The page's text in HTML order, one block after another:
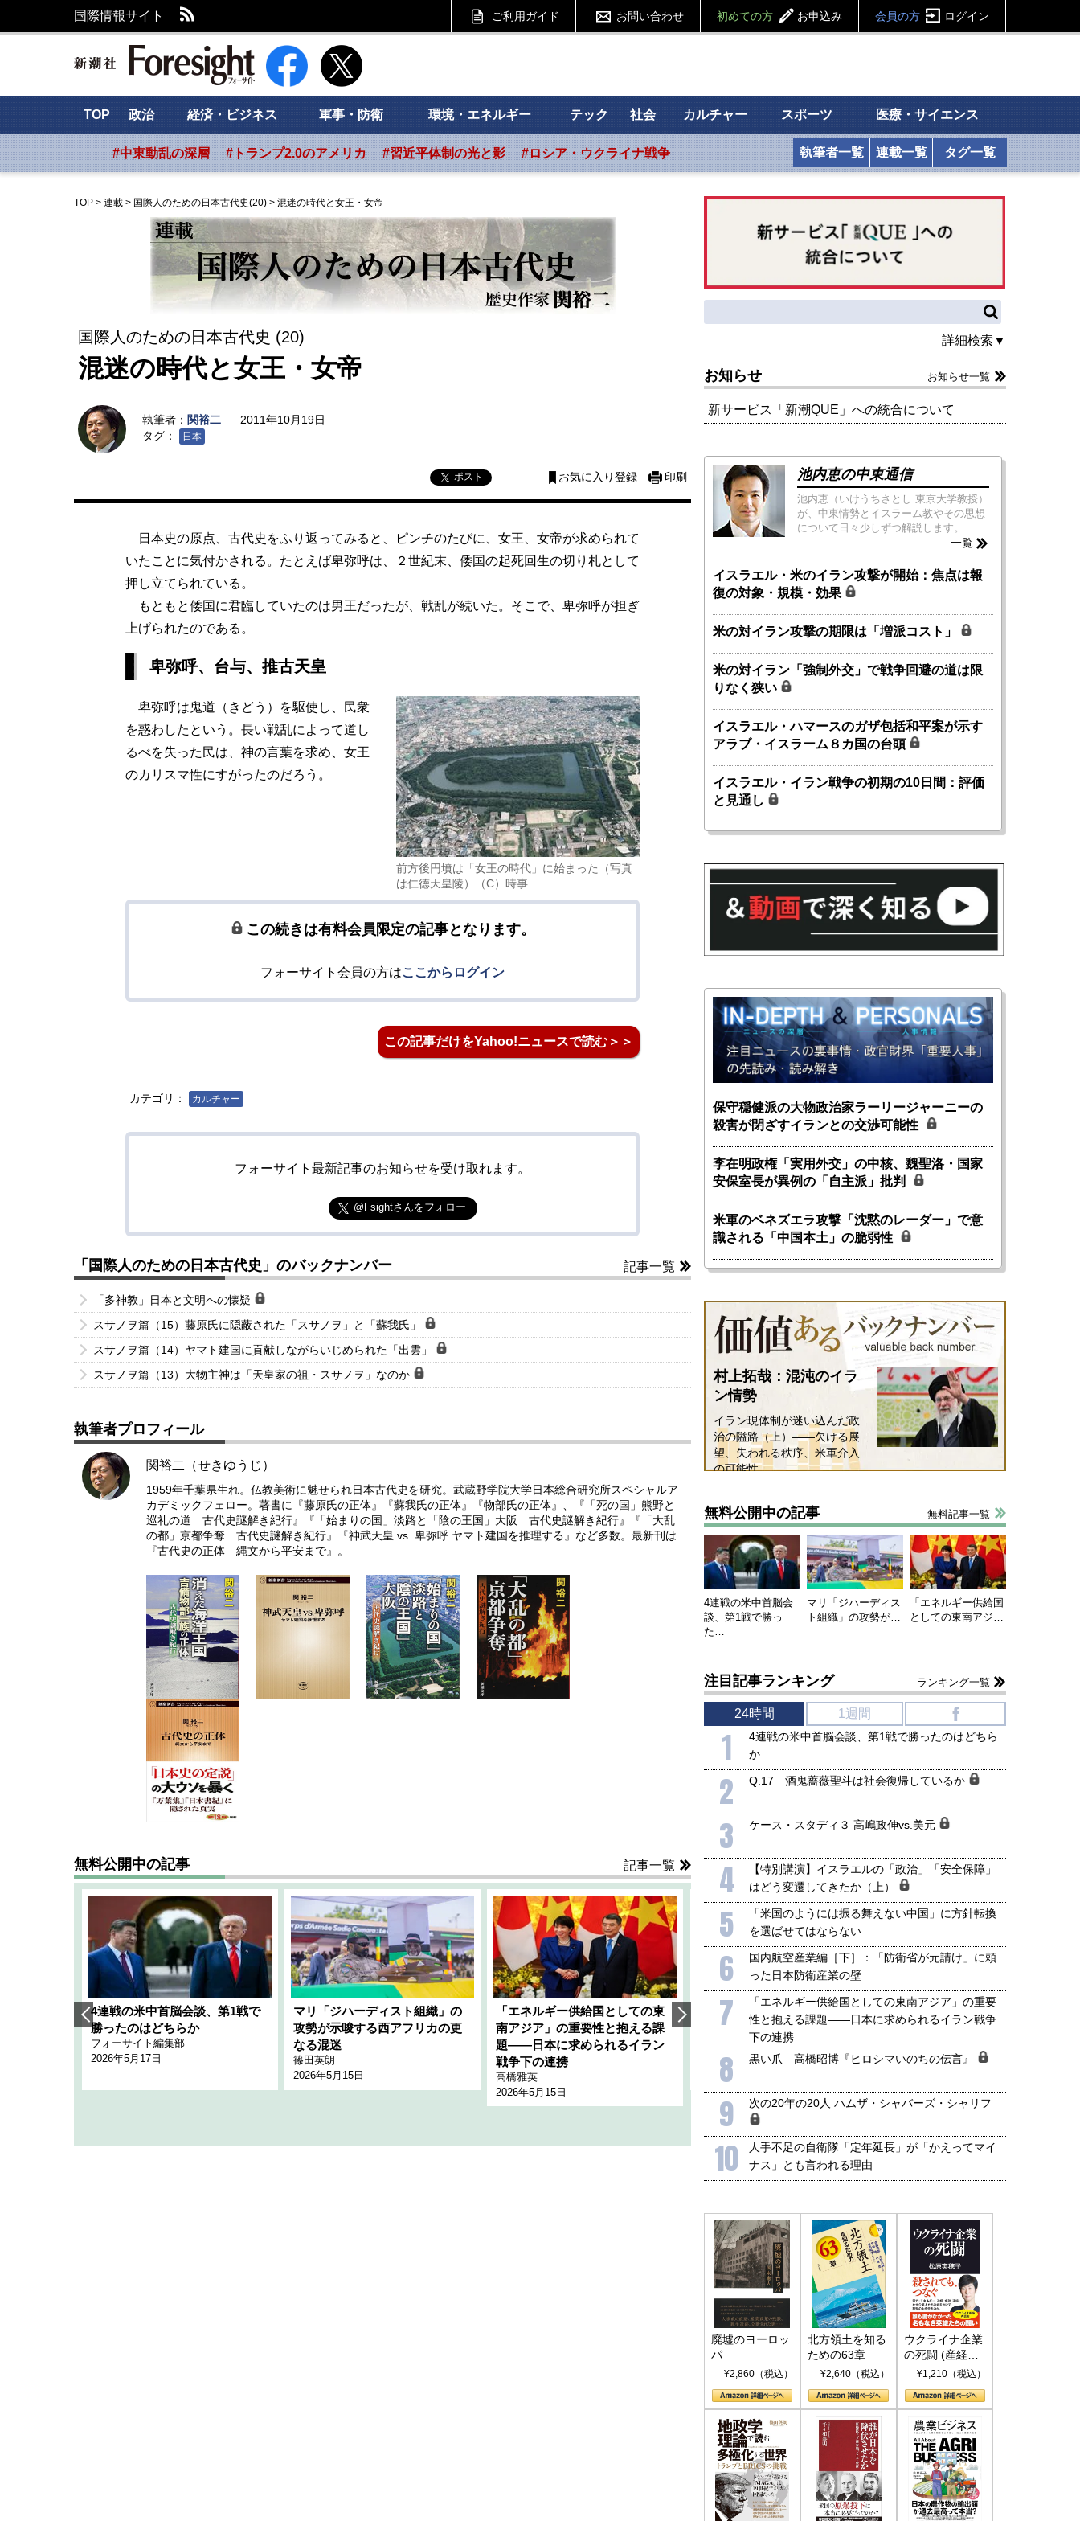
国際情報サイト ご利用ガイド お問い合わせ 初めての方 お申込み 会員の方 ログイン
新潮社 Foresight フォーサイト
TOP 政治 経済・ビジネス 軍事・防衛 環境・エネルギー テック 社会 カルチャー スポーツ 医療・サイエンス
#中東動乱の深層 #トランプ2.0のアメリカ #習近平体制の光と影 #ロシア・ウクライナ戦争 執筆者一覧 連載一覧 タグ一覧
TOP > 連載 > 国際人のための日本古代史(20) > 混迷の時代と女王・女帝
国際人のための日本古代史 (20)
混迷の時代と女王・女帝
執筆者： 関裕二
2011年10月19日
タグ：
日本
ポスト お気に入り登録 印刷
日本史の原点、古代史をふり返ってみると、ピンチのたびに、女王、女帝が求められて
いたことに気付かされる。たとえば卑弥呼は、２世紀末、倭国の起死回生の切り札として
押し立てられている。
もともと倭国に君臨していたのは男王だったが、戦乱が続いた。そこで、卑弥呼が担ぎ
上げられたのである。
卑弥呼、台与、推古天皇
前方後円墳は「女王の時代」に始まった（写真
は仁徳天皇陵）（C）時事
卑弥呼は鬼道（きどう）を駆使し、民衆
を惑わしたという。長い戦乱によって道し
るべを失った民は、神の言葉を求め、女王
のカリスマ性にすがったのだろう。
この続きは有料会員限定の記事となります。
フォーサイト会員の方はここからログイン
この記事だけをYahoo!ニュースで読む＞＞
カテゴリ： カルチャー
フォーサイト最新記事のお知らせを受け取れます。
@Fsightさんをフォロー
「国際人のための日本古代史」のバックナンバー 記事一覧
「多神教」日本と文明への懐疑
スサノヲ篇（15）藤原氏に隠蔽された「スサノヲ」と「蘇我氏」
スサノヲ篇（14）ヤマト建国に貢献しながらいじめられた「出雲」
スサノヲ篇（13）大物主神は「天皇家の祖・スサノヲ」なのか
執筆者プロフィール
関裕二（せきゆうじ）
1959年千葉県生れ。仏教美術に魅せられ日本古代史を研究。武蔵野学院大学日本総合研究所スペシャルア
カデミックフェロー。著書に『藤原氏の正体』『蘇我氏の正体』『物部氏の正体』、『「死の国」熊野と
巡礼の道 古代史謎解き紀行』『「始まりの国」淡路と「陰の王国」大阪 古代史謎解き紀行』『「大乱
の都」京都争奪 古代史謎解き紀行』『神武天皇 vs. 卑弥呼 ヤマト建国を推理する』など多数。最新刊は
『古代史の正体 縄文から平安まで』。
無料公開中の記事 記事一覧
4連戦の米中首脳会談、第1戦で
勝ったのはどちらか
フォーサイト編集部
2026年5月17日
マリ「ジハーディスト組織」の
攻勢が示唆する西アフリカの更
なる混迷
篠田英朗
2026年5月15日
「エネルギー供給国としての東
南アジア」の重要性と抱える課
題――日本に求められるイラン
戦争下の連携
高橋雅英
2026年5月15日
韓国にも理解してほしい「極東
1905年体制」における日米韓安
全保障協力の意味
千々和泰明
2026年5月15日
ホルムズ海峡危機で加速したエ
ネルギー転換が「中国依存」に
行き着くリスク
小山堅
詳細検索▼
お知らせ お知らせ一覧
新サービス「新潮QUE」への統合について
池内恵の中東通信
池内恵（いけうちさとし 東京大学教授）
が、中東情勢とイスラーム教やその思想
について日々少しずつ解説します。
一覧
イスラエル・米のイラン攻撃が開始：焦点は報
復の対象・規模・効果
米の対イラン攻撃の期限は「増派コスト」
米の対イラン「強制外交」で戦争回避の道は限
りなく狭い
イスラエル・ハマースのガザ包括和平案が示す
アラブ・イスラーム８カ国の台頭
イスラエル・イラン戦争の初期の10日間：評価
と見通し
保守穏健派の大物政治家ラーリージャーニーの
殺害が閉ざすイランとの交渉可能性
李在明政権「実用外交」の中核、魏聖洛・国家
安保室長が異例の「自主派」批判
米軍のベネズエラ攻撃「沈黙のレーダー」で意
識される「中国本土」の脆弱性
村上拓哉：混沌のイラ
ン情勢
イラン現体制が迷い込んだ政
治の隘路（上）――欠ける展
望、失われる秩序、米軍介入
の可能性
無料公開中の記事 無料記事一覧
4連戦の米中首脳会
談、第1戦で勝っ
た…
マリ「ジハーディス
ト組織」の攻勢が…
「エネルギー供給国
としての東南アジ…
注目記事ランキング ランキング一覧
24時間 1週間
1
4連戦の米中首脳会談、第1戦で勝ったのはどちら
か
2 Q.17 酒鬼薔薇聖斗は社会復帰しているか
3 ケース・スタディ３ 高嶋政伸vs.美元
4
【特別講演】イスラエルの「政治」「安全保障」
はどう変遷してきたか（上）
5
「米国のようには振る舞えない中国」に方針転換
を選ばせてはならない
6
国内航空産業編［下］：「防衛省が元請け」に頼
った日本防衛産業の壁
7
「エネルギー供給国としての東南アジア」の重要
性と抱える課題――日本に求められるイラン戦争
下の連携
8 黒い爪 高橋昭博『ヒロシマいのちの伝言』
9 次の20年の20人 ハムザ・シャバーズ・シャリフ
10
人手不足の自衛隊「定年延長」が「かえってマイ
ナス」とも言われる理由
廃墟のヨーロッ
パ
¥2,860（税込）
北方領土を知る
ための63章
¥2,640（税込）
ウクライナ企業
の死闘 (産経セ
レクト S 039)
¥1,210（税込）